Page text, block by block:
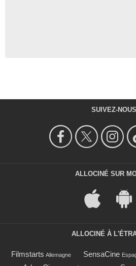
SUIVEZ-NOUS
ALLOCINÉ SUR
ALLOCINÉ À
Filmstarts Allemagne SensaCine